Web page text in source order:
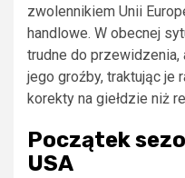
zwolennikiem Unii
handlowe. W obecnej
trudne do przewidzenia,
jego groźby, traktując je
korekty na giełdzie niż
Początek
USA